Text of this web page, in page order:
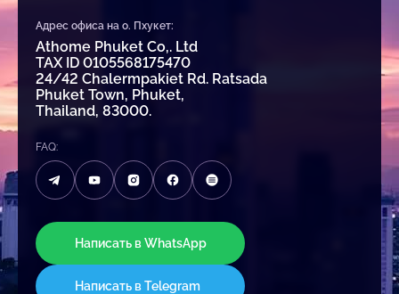
Адрес офиса на о. Пхукет:
Athome Phuket Co,. Ltd
TAX ID 0105568175470
24/42 Chalermpakiet Rd. Ratsada
Phuket Town, Phuket,
Thailand, 83000.
FAQ:
Написать в WhatsApp
Написать в Telegram